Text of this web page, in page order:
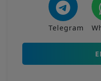
Telegram